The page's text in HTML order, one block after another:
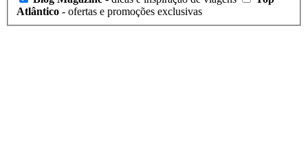
Atlântico - ofertas e promoções exclusivas